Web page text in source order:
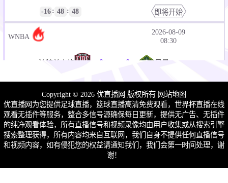
-16 : 48 : 48 即将开始
WNBA
2026-08-09
08:30
波特兰火焰 0 0 风暴
-21: 48 : 48
2026-08-10 星期一
WNBA
2026-08-10
00:30
:
Copyright © 2026 优直播网 版权所有 网站地图
优直播网为您提供足球直播，篮球直播高清免费观看，世界杯直播在线
观看无插件等服务，整合多信号源确保每日更新，提供无广告、无插件
的纯净观看体验，所有直播信号和视频录像均由用户收集或从搜索引擎
搜索整理获得，所有内容均来自互联网，我们自身不提供任何直播信号
和视频内容，如有侵犯您的权益请通知我们，我们会第一时间处理，谢
谢！